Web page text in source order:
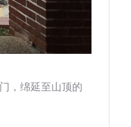
，绵延至山顶的